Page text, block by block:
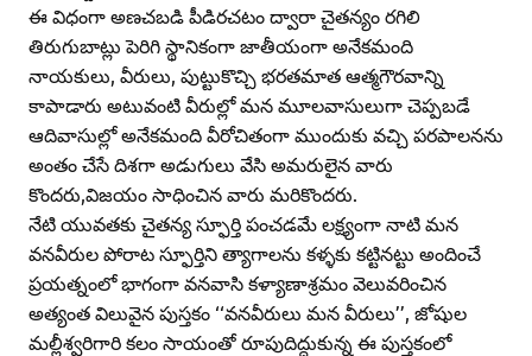
ఈ విధంగా అణచబడి పీడిరచటం ద్వారా చైతన్యం రగిలి
తిరుగుబాట్లు పెరిగి స్థానికంగా జాతీయంగా అనేకమంది
నాయకులు, వీరులు, పుట్టుకొచ్చి భరతమాత ఆత్మగౌరవాన్ని
కాపాడారు అటువంటి వీరుల్లో మన మూలవాసులుగా చెప్పబడే
ఆదివాసుల్లో అనేకమంది వీరోచితంగా ముందుకు వచ్చి పరపాలనను
అంతం చేసే దిశగా అడుగులు వేసి అమరులైన వారు
కొందరు,విజయం సాధించిన వారు మరికొందరు.
నేటి యువతకు చైతన్య స్ఫూర్తి పంచడమే లక్ష్యంగా నాటి మన
వనవీరుల పోరాట స్ఫూర్తిని త్యాగాలను కళ్ళకు కట్టినట్టు అందించే
ప్రయత్నంలో భాగంగా వనవాసి కళ్యాణాశ్రమం వెలువరించిన
అత్యంత విలువైన పుస్తకం ‘‘వనవీరులు మన వీరులు’’, జోషుల
మల్లీశ్వరిగారి కలం సాయంతో రూపుదిద్దుకున్న ఈ పుస్తకంలో